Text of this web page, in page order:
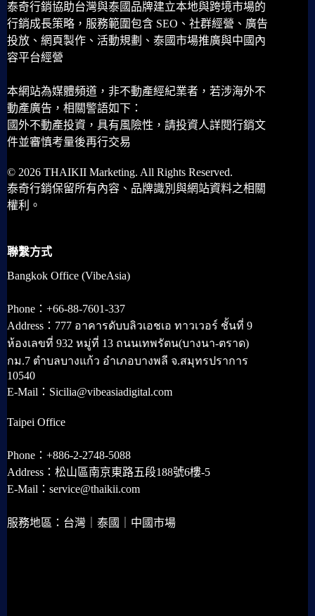
泰奇行銷協助台灣與泰國品牌建立本地與跨境市場的
行銷成長策略，服務範圍包含 SEO、社群經營、廣告
投放、網頁製作、活動規劃、泰國市場推廣與中國內
容平台經營
本網站為媒體頻道，非不動產經紀業者，若涉海外不
動產廣告，相關警語如下：
國外不動產投資，具有風險性，請投資人詳閱行銷文
件並審慎考量後再行交易
© 2026 THAIKII Marketing. All Rights Reserved.
泰奇行銷保留所有內容、品牌識別與網站資料之相關
權利。
聯繫方式
Bangkok Office (VibeAsia)
Phone：+66-88-7601-337
Address：777 อาคารดับบลิวเอชเอ ทาวเวอร์ ชั้นที่ 9
ห้องเลขที่ 932 หมู่ที่ 13 ถนนเทพรัตน(บางนา-ตราด)
กม.7 ตำบลบางแก้ว อำเภอบางพลี จ.สมุทรปราการ
10540
E-Mail：Sicilia@vibeasiadigital.com
Taipei Office
Phone：+886-2-2748-5088
Address：松山區南京東路五段188號6樓-5
E-Mail：service@thaikii.com
服務地區：台灣｜泰國｜中國市場